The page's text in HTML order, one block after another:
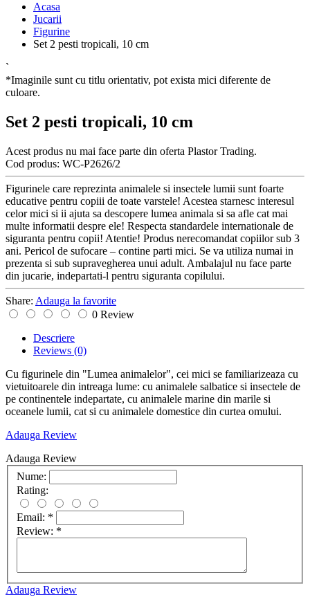
Acasa
Jucarii
Figurine
Set 2 pesti tropicali, 10 cm
`
*Imaginile sunt cu titlu orientativ, pot exista mici diferente de
culoare.
Set 2 pesti tropicali, 10 cm
Acest produs nu mai face parte din oferta Plastor Trading.
Cod produs: WC-P2626/2
Figurinele care reprezinta animalele si insectele lumii sunt foarte
educative pentru copiii de toate varstele! Acestea starnesc interesul
celor mici si ii ajuta sa descopere lumea animala si sa afle cat mai
multe informatii despre ele! Respecta standardele internationale de
siguranta pentru copii! Atentie! Produs nerecomandat copiilor sub 3
ani. Pericol de sufocare – contine parti mici. Se va utiliza numai in
prezenta si sub supravegherea unui adult. Ambalajul nu face parte
din jucarie, indepartati-l pentru siguranta copilului.
Share: Adauga la favorite
0 Review
Descriere
Reviews (0)
Cu figurinele din "Lumea animalelor", cei mici se familiarizeaza cu
vietuitoarele din intreaga lume: cu animalele salbatice si insectele de
pe continentele indepartate, cu animalele marine din marile si
oceanele lumii, cat si cu animalele domestice din curtea omului.
Adauga Review
Adauga Review
Nume:
Rating:
Email: *
Review: *
Adauga Review